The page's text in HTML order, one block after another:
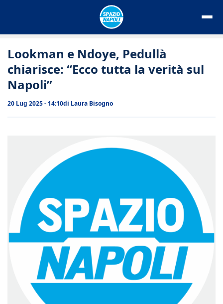
Lookman e Ndoye, Pedullà
chiarisce: “Ecco tutta la verità sul
Napoli”
20 Lug 2025 - 14:10di Laura Bisogno